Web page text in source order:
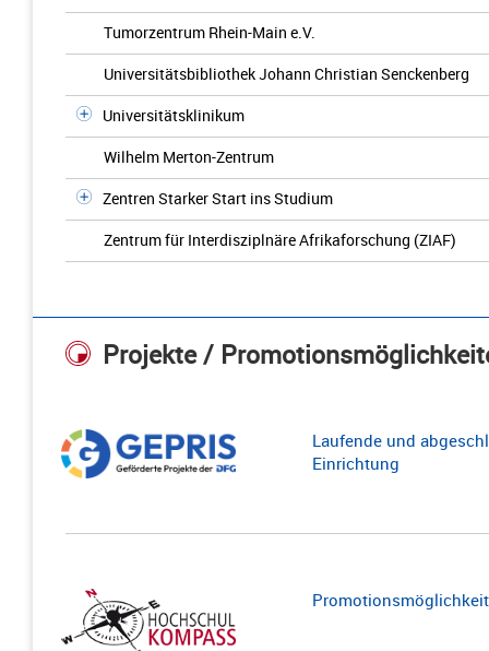
Tumorzentrum Rhein-Main e.V.
Universitätsbibliothek Johann Christian Senckenberg
Universitätsklinikum
Wilhelm Merton-Zentrum
Zentren Starker Start ins Studium
Zentrum für Interdisziplnäre Afrikaforschung (ZIAF)
Projekte /
Laufende und
Einrichtung